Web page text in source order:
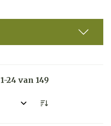
1-24 van 149